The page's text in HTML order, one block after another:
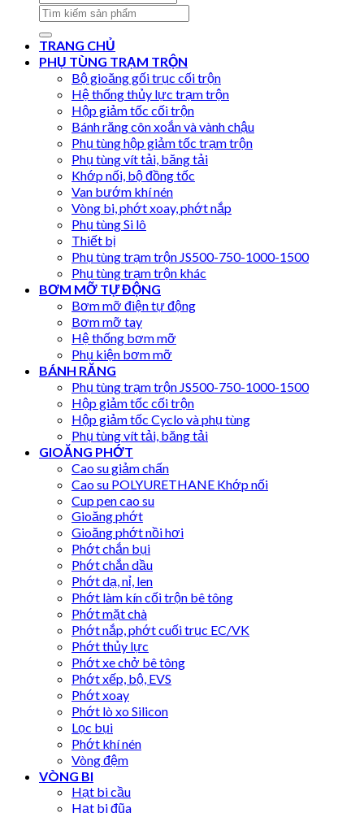
Search
for:
TRANG CHỦ
PHỤ TÙNG TRẠM TRỘN
Bộ gioăng gối trục cối trộn
Hệ thống thủy lực trạm trộn
Hộp giảm tốc cối trộn
Bánh răng côn xoắn và vành chậu
Phụ tùng hộp giảm tốc trạm trộn
Phụ tùng vít tải, băng tải
Khớp nối, bộ đồng tốc
Van bướm khí nén
Vòng bi, phớt xoay, phớt nắp
Phụ tùng Si lô
Thiết bị
Phụ tùng trạm trộn JS500-750-1000-1500
Phụ tùng trạm trộn khác
BƠM MỠ TỰ ĐỘNG
Bơm mỡ điện tự động
Bơm mỡ tay
Hệ thống bơm mỡ
Phụ kiện bơm mỡ
BÁNH RĂNG
Phụ tùng trạm trộn JS500-750-1000-1500
Hộp giảm tốc cối trộn
Hộp giảm tốc Cyclo và phụ tùng
Phụ tùng vít tải, băng tải
GIOĂNG PHỚT
Cao su giảm chấn
Cao su POLYURETHANE Khớp nối
Cup pen cao su
Gioăng phớt
Gioăng phớt nồi hơi
Phớt chắn bụi
Phớt chắn dầu
Phớt dạ, nỉ, len
Phớt làm kín cối trộn bê tông
Phớt mặt chà
Phớt nắp, phớt cuối trục EC/VK
Phớt thủy lực
Phớt xe chở bê tông
Phớt xếp, bộ, EVS
Phớt xoay
Phớt lò xo Silicon
Lọc bụi
Phớt khí nén
Vòng đệm
VÒNG BI
Hạt bi cầu
Hạt bi đũa